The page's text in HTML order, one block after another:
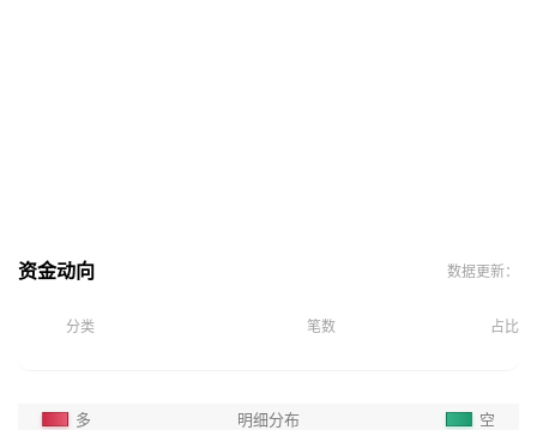
资金动向 数据更新：
分类 笔数 占比
多 明细分布 空